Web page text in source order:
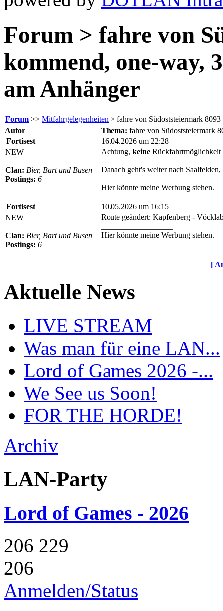
Forum > fahre von
kommend, one-way,
am Anhänger
Forum >> Mitfahrgelegenheiten > fahre von Südoststeiermark
Autor
Thema: fahre von Südoststeiermark
Fortisest
16.04.2026 um 22:28
NEW
Clan: Bier, Bart und Busen
Postings: 6
Achtung, keine Rückfahrtmöglichkeit
Danach geht's weiter nach Saalfelden,
Hier könnte meine Werbung stehen.
Fortisest
10.05.2026 um 16:15
NEW
Clan: Bier, Bart und Busen
Postings: 6
Route geändert: Kapfenberg -
Hier könnte meine Werbung stehen.
[
Aktuelle News
LIVE STREAM
Was man für eine LAN...
Lord of Games 2026 -...
We See us Soon!
FOR THE HORDE!
Archiv
LAN-Party
Lord of Games - 2026
206 229
206
Anmelden/Status